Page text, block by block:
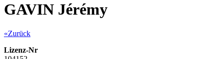
GAVIN Jérémy
«Zurück
Lizenz-Nr